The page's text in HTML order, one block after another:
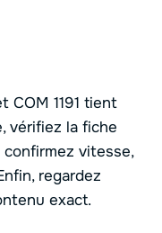
COM 1191 tient
vérifiez la fiche
vitesse,
regardez
exact.